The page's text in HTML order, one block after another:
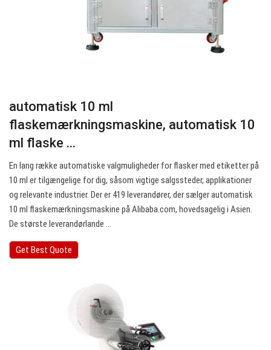
automatisk 10 ml
flaskemærkningsmaskine, automatisk 10
ml flaske ...
En lang række automatiske valgmuligheder for flasker med etiketter på
10 ml er tilgængelige for dig, såsom vigtige salgssteder, applikationer
og relevante industrier. Der er 419 leverandører, der sælger automatisk
10 ml flaskemærkningsmaskine på Alibaba.com, hovedsagelig i Asien.
De største leverandørlande ...
Get Best Quote